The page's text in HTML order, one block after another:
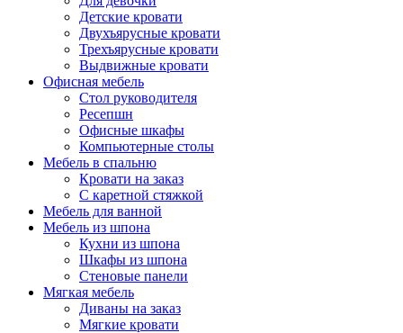
Детские кровати
Двухъярусные кровати
Трехъярусные кровати
Выдвижные кровати
Офисная мебель
Стол руководителя
Ресепшн
Офисные шкафы
Компьютерные столы
Мебель в спальню
Кровати на заказ
С каретной стяжкой
Мебель для ванной
Мебель из шпона
Кухни из шпона
Шкафы из шпона
Стеновые панели
Мягкая мебель
Диваны на заказ
Мягкие кровати